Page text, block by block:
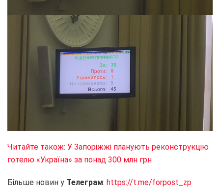
Читайте також: У Запоріжжі планують реконструкцію
готелю «Україна» за понад 300 млн грн
Більше новин у Телеграм: https://t.me/forpost_zp